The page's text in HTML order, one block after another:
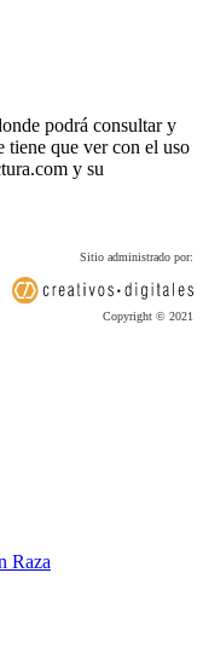
podrá consultar y
tiene que ver con el uso
y su
Sitio administrado por:
Copyright © 2021
Raza